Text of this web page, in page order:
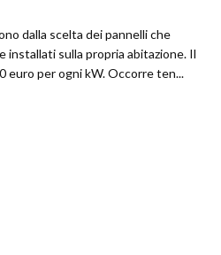
dalla scelta dei pannelli che
installati sulla propria abitazione. Il
euro per ogni kW. Occorre ten...